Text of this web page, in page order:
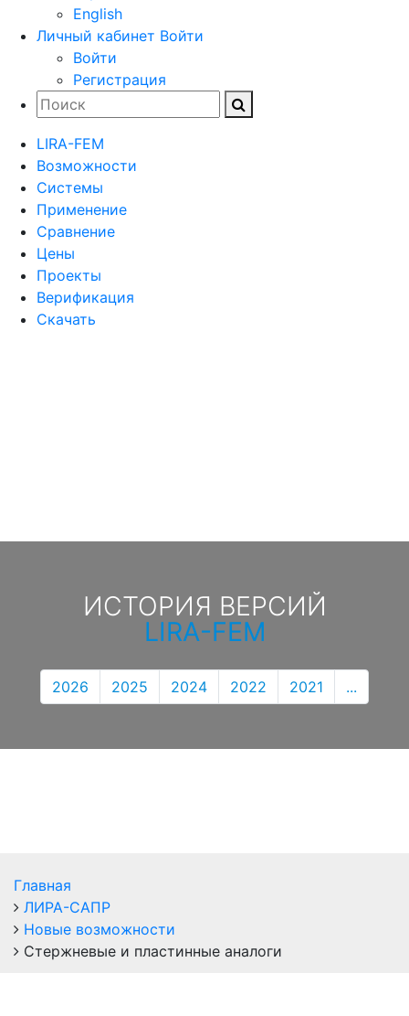
English
Личный кабинет Войти
Войти
Регистрация
LIRA-FEM
Возможности
Cистемы
Применение
Сравнение
Цены
Проекты
Верификация
Скачать
ИСТОРИЯ ВЕРСИЙ
LIRA-FEM
2026 2025 2024 2022 2021 ...
Главная
ЛИРА-САПР
Новые возможности
Стержневые и пластинные аналоги